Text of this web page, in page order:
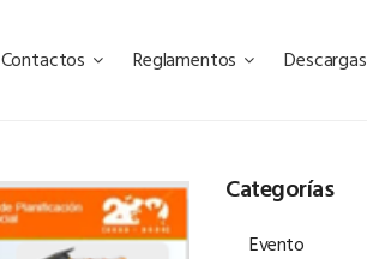
Contactos Reglamentos Descargas
Categorías
Evento